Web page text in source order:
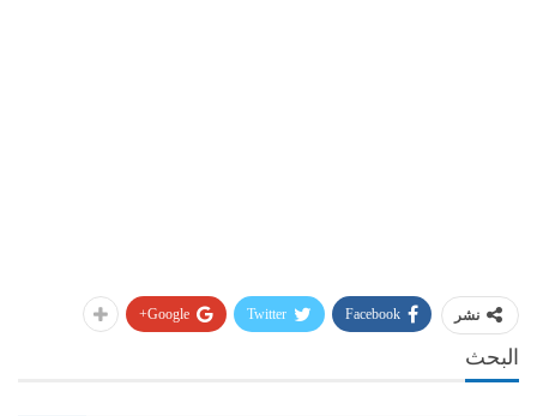
نشر Facebook
Twitter
Google+
البحث